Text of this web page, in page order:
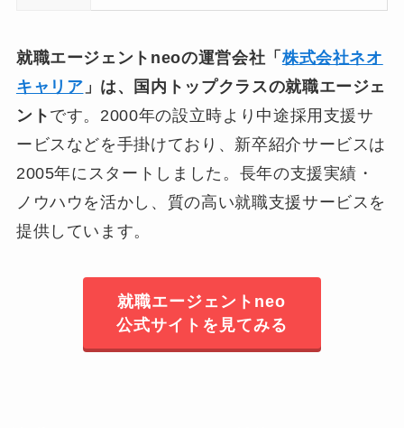
就職エージェントneoの運営会社「株式会社ネオ
キャリア 」は、国内トップクラスの就職エージェ
ント です。2000年の設立時より中途採用支援サ
ービスなどを手掛けており、新卒紹介サービスは
2005年にスタートしました。長年の支援実績・
ノウハウを活かし、質の高い就職支援サービスを
提供しています。
就職エージェントneo
公式サイトを見てみる